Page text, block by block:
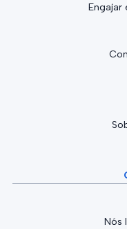
Engajar
Nós